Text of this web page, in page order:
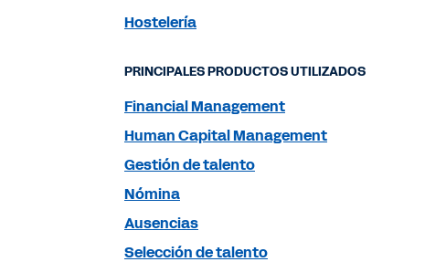
Hostelería
PRINCIPALES PRODUCTOS UTILIZADOS
Financial Management
Human Capital Management
Gestión de talento
Nómina
Ausencias
Selección de talento